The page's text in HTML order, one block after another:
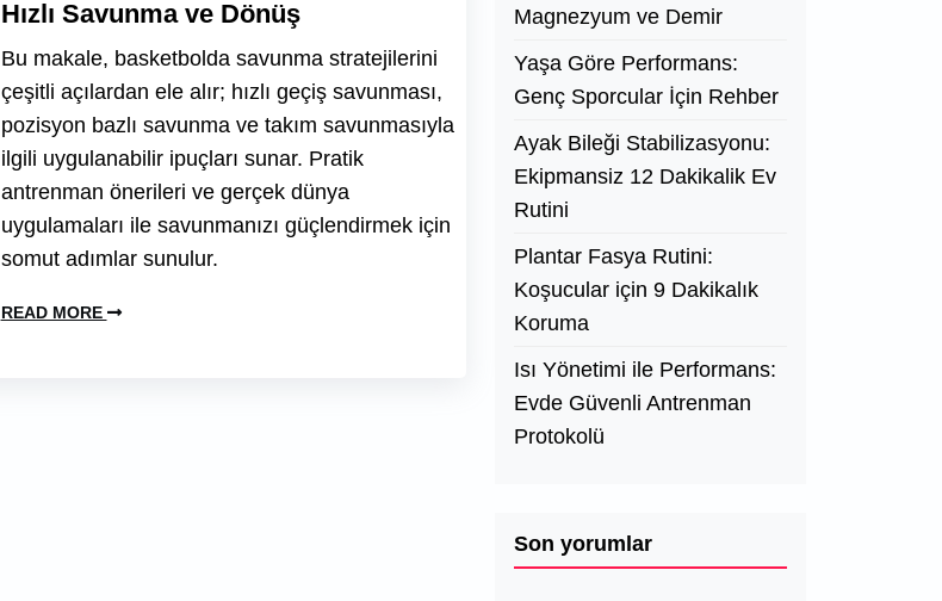
Hızlı Savunma ve Dönüş
Bu makale, basketbolda savunma stratejilerini
çeşitli açılardan ele alır; hızlı geçiş savunması,
pozisyon bazlı savunma ve takım savunmasıyla
ilgili uygulanabilir ipuçları sunar. Pratik
antrenman önerileri ve gerçek dünya
uygulamaları ile savunmanızı güçlendirmek için
somut adımlar sunulur.
READ MORE
Magnezyum ve Demir
Yaşa Göre Performans:
Genç Sporcular İçin Rehber
Ayak Bileği Stabilizasyonu:
Ekipmansiz 12 Dakikalik Ev
Rutini
Plantar Fasya Rutini:
Koşucular için 9 Dakikalık
Koruma
Isı Yönetimi ile Performans:
Evde Güvenli Antrenman
Protokolü
Son yorumlar